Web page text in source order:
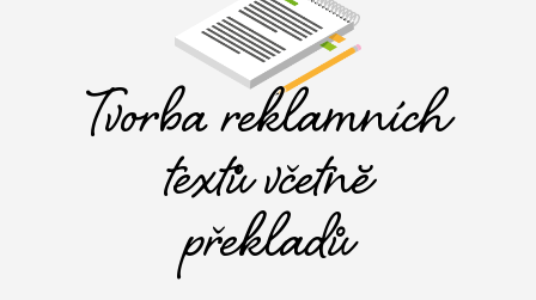
Tvorba reklamních
textů včetně
překladů